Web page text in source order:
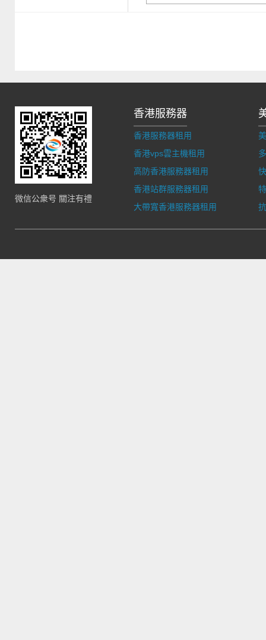
微信公衆号 關注有禮
香港服務器
香港服務器租用
香港vps雲主機租用
高防香港服務器租用
香港站群服務器租用
大帶寬香港服務器租用